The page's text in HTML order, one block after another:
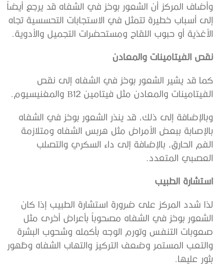
وأضاف المركز أن الشعور بوخز في الشفاه قد يرجع أيضاً
إلى أسباب خطيرة تتمثل في الاستجابات التحسسية تجاه
الأغذية أو حبوب اللقاح ومستحضرات التجميل والأدوية.
نقص الفيتامينات والمعادن
كما قد يشير الشعور بوخز في الشفاه إلى نقص
الفيتامينات والمعادن مثل فيتامين B12 والمغنيسيوم.
وبالإضافة إلى ذلك، قد ينذر الشعور بوخز في الشفاه
بالإصابة ببعض الأمراض مثل هربس الشفاه ومتلازمة
الفم الحارق، بالإضافة إلى داء السكري والتصلب
العصبي المتعدد.
استشارة الطبيب
لذا شدد المركز على ضرورة استشارة الطبيب إذا كان
الشعور بوخز في الشفاه مصحوباً بأعراض أخرى مثل
صعوبات التنفس وتورم الوجه بأكمله وشحوب البشرة
والتعب المستمر وضعف التركيز والتهاب الشفاه وظهور
بثور عليها.